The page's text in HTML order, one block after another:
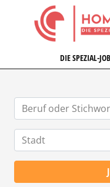
DIE SPEZIAL-